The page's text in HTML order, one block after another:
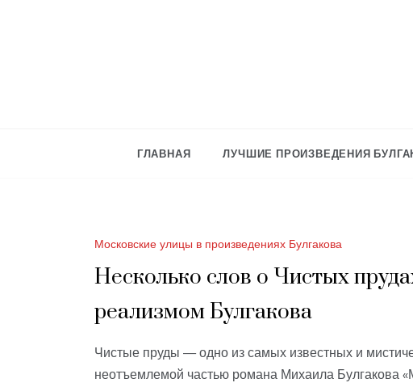
ГЛАВНАЯ ЛУЧШИЕ ПРОИЗВЕДЕНИЯ
Московские улицы в произведениях Булгакова
Несколько слов о Чистых
реализмом Булгакова
Чистые пруды — одно из самых известных и
неотъемлемой частью романа Михаила Булгакова